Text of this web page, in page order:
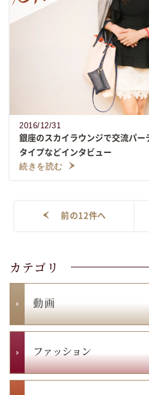
2016/12/31
銀座のスカイラウンジで交流パ
タイプなどインタビュー
続きを読む
前の12件へ
カテゴリ
動 画
ファッション